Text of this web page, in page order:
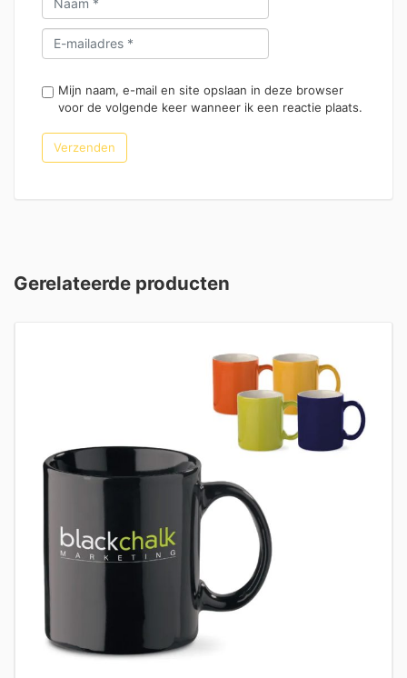
Mijn naam, e-mail en site opslaan in deze browser
voor de volgende keer wanneer ik een reactie plaats.
Gerelateerde producten